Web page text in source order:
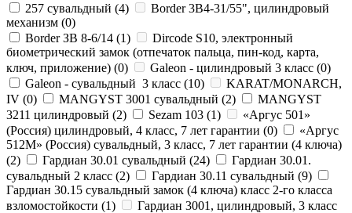
257 сувальдный (4)
Border 3В4-31/55", цилиндровый
механизм (0)
Border ЗВ 8-6/14 (1)
Dircode S10, электронный
биометрический замок (отпечаток пальца, пин-код, карта,
ключ, приложение) (0) Galeon - цилиндровый 3 класс (0)
Galeon - сувальдный 3 класс (10)
KARAT/MONARCH,
IV (0) MANGYST 3001 сувальдный (2)
MANGYST
3211 цилиндровый (2) Sezam 103 (1)
«Аргус 501»
(Россия) цилиндровый, 4 класс, 7 лет гарантии (0)
«Аргус
512М» (Россия) сувальдный, 3 класс, 7 лет гарантии (4 ключа)
(2) Гардиан 30.01 сувальдный (24)
Гардиан 30.01.
сувальдный 2 класс (2) Гардиан 30.11 сувальдный (9)
Гардиан 30.15 сувальдный замок (4 ключа) класс 2-го класса
взломостойкости (1)
Гардиан 3001, цилиндровый, 3 класс